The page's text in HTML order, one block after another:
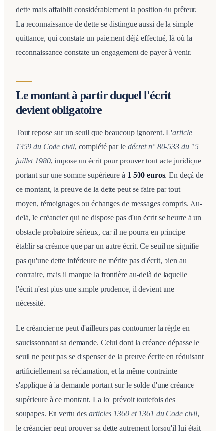
dette mais affaiblit considérablement la position du prêteur.
La reconnaissance de dette se distingue aussi de la simple
quittance, qui constate un paiement déjà effectué, là où la
reconnaissance constate un engagement de payer à venir.
Le montant à partir duquel l'écrit
devient obligatoire
Tout repose sur un seuil que beaucoup ignorent. L'article
1359 du Code civil, complété par le décret n° 80-533 du 15
juillet 1980, impose un écrit pour prouver tout acte juridique
portant sur une somme supérieure à 1 500 euros. En deçà de
ce montant, la preuve de la dette peut se faire par tout
moyen, témoignages ou échanges de messages compris. Au-
delà, le créancier qui ne dispose pas d'un écrit se heurte à un
obstacle probatoire sérieux, car il ne pourra en principe
établir sa créance que par un autre écrit. Ce seuil ne signifie
pas qu'une dette inférieure ne mérite pas d'écrit, bien au
contraire, mais il marque la frontière au-delà de laquelle
l'écrit n'est plus une simple prudence, il devient une
nécessité.
Le créancier ne peut d'ailleurs pas contourner la règle en
saucissonnant sa demande. Celui dont la créance dépasse le
seuil ne peut pas se dispenser de la preuve écrite en réduisant
artificiellement sa réclamation, et la même contrainte
s'applique à la demande portant sur le solde d'une créance
supérieure à ce montant. La loi prévoit toutefois des
soupapes. En vertu des articles 1360 et 1361 du Code civil,
le créancier peut prouver sa dette autrement lorsqu'il lui était